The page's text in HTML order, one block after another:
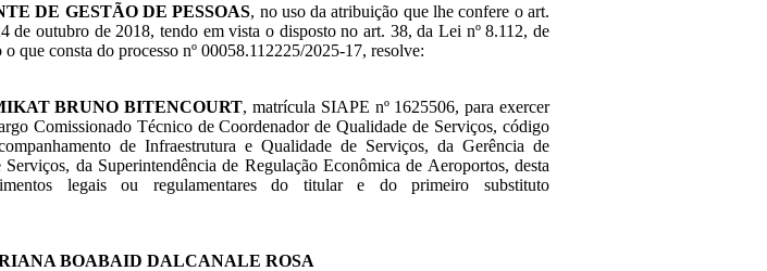
DE GESTÃO DE PESSOAS, no uso da atribuição que lhe confere o art.
de outubro de 2018, tendo em vista o disposto no art. 38, da Lei nº 8.112, de
que consta do processo nº 00058.112225/2025-17, resolve:
BRUNO BITENCOURT, matrícula SIAPE nº 1625506, para exercer
Comissionado Técnico de Coordenador de Qualidade de Serviços, código
de Infraestrutura e Qualidade de Serviços, da Gerência de
da Superintendência de Regulação Econômica de Aeroportos, desta
legais ou regulamentares do titular e do primeiro substituto
BOABAID DALCANALE ROSA